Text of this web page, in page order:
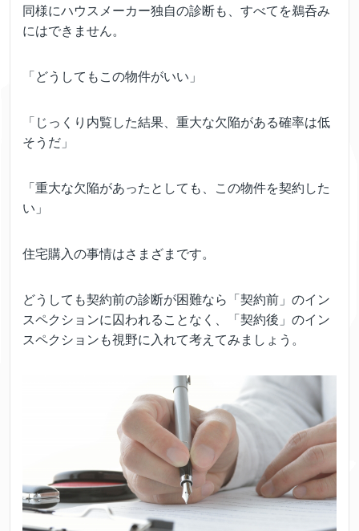
同様にハウスメーカー独自の診断も、すべてを鵜呑み
にはできません。
「どうしてもこの物件がいい」
「じっくり内覧した結果、重大な欠陥がある確率は低
そうだ」
「重大な欠陥があったとしても、この物件を契約した
い」
住宅購入の事情はさまざまです。
どうしても契約前の診断が困難なら「契約前」のイン
スペクションに囚われることなく、「契約後」のイン
スペクションも視野に入れて考えてみましょう。